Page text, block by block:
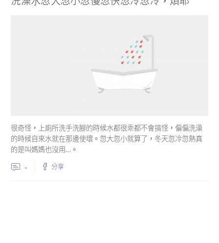
很奇怪，上廁所洗手洗腳的時候水都很乖都不會搞怪，偏偏洗澡
的時候自來水就在那邊使壞。忽大忽小就算了，冬天忽冷忽熱真
的是叫媽媽也沒用…。
- 分享